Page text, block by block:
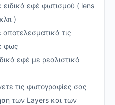
ειδικά εφέ φωτισμού ( lens
)
τις
φως
εφέ με ρεαλιστικό
τις φωτογραφίες σας
των Layers και των